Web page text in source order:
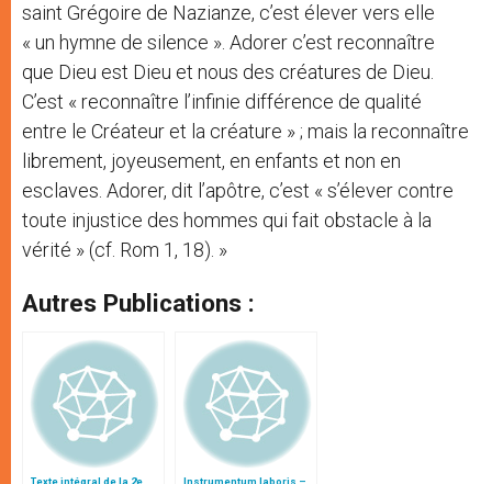
saint Grégoire de Nazianze, c’est élever vers elle
« un hymne de silence ». Adorer c’est reconnaître
que Dieu est Dieu et nous des créatures de Dieu.
C’est « reconnaître l’infinie différence de qualité
entre le Créateur et la créature » ; mais la reconnaître
librement, joyeusement, en enfants et non en
esclaves. Adorer, dit l’apôtre, c’est « s’élever contre
toute injustice des hommes qui fait obstacle à la
vérité » (cf. Rom 1, 18). »
Autres Publications :
Texte intégral de la 2e
Instrumentum laboris –